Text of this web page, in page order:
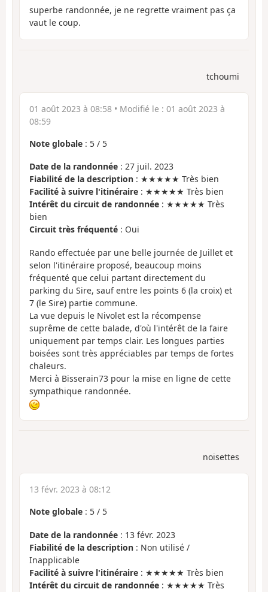
superbe randonnée, je ne regrette vraiment pas ça
vaut le coup.
tchoumi
01 août 2023 à 08:58 • Modifié le : 01 août 2023 à
08:59
Note globale : 5 / 5
Date de la randonnée : 27 juil. 2023
Fiabilité de la description : ★★★★★ Très bien
Facilité à suivre l'itinéraire : ★★★★★ Très bien
Intérêt du circuit de randonnée : ★★★★★ Très
bien
Circuit très fréquenté : Oui
Rando effectuée par une belle journée de Juillet et
selon l'itinéraire proposé, beaucoup moins
fréquenté que celui partant directement du
parking du Sire, sauf entre les points 6 (la croix) et
7 (le Sire) partie commune.
La vue depuis le Nivolet est la récompense
suprême de cette balade, d'où l'intérêt de la faire
uniquement par temps clair. Les longues parties
boisées sont très appréciables par temps de fortes
chaleurs.
Merci à Bisserain73 pour la mise en ligne de cette
sympathique randonnée.
noisettes
13 févr. 2023 à 08:12
Note globale : 5 / 5
Date de la randonnée : 13 févr. 2023
Fiabilité de la description : Non utilisé /
Inapplicable
Facilité à suivre l'itinéraire : ★★★★★ Très bien
Intérêt du circuit de randonnée : ★★★★★ Très